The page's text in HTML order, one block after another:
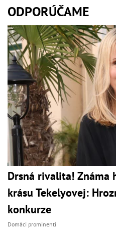
ODPORÚČAME
Drsná rivalita! Známa
krásu Tekelyovej:
konkurze
Domáci prominenti